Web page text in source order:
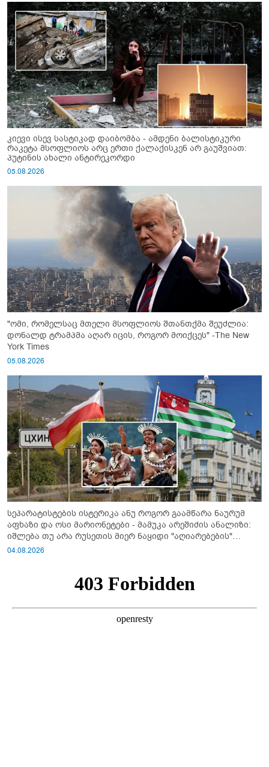
კიევი ისევ სასტიკად დაიბომბა - ამდენი ბალისტიკური
რაკეტა მსოფლიოს არც ერთი ქალაქისკენ არ გაუშვიათ:
პუტინის ახალი ანტირეკორდი
05.08.2026
"ომი, რომელსაც მთელი მსოფლიოს შთანთქმა შეუძლია:
დონალდ ტრამპმა აღარ იცის, როგორ მოიქცეს" -The New
York Times
05.08.2026
სეპარატისტების ისტერიკა ანუ როგორ გაამწარა ნაურუმ
აფხაზი და ოსი მარიონეტები - მამუკა არეშიძის ანალიზი:
იშლება თუ არა რუსეთის მიერ ნაყიდი "აღიარებების"
სისტემა?!
04.08.2026